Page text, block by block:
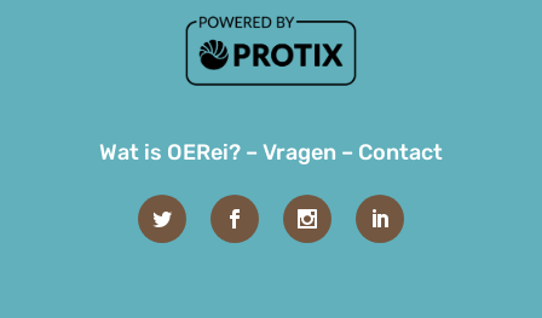
Wat is OERei?– Vragen – Contact